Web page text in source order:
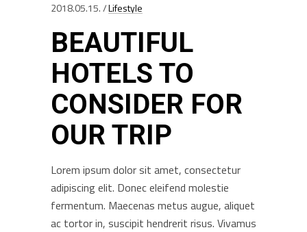
2018.05.15. Lifestyle
BEAUTIFUL
HOTELS TO
CONSIDER FOR
OUR TRIP
Lorem ipsum dolor sit amet, consectetur
adipiscing elit. Donec eleifend molestie
fermentum. Maecenas metus augue, aliquet
ac tortor in, suscipit hendrerit risus. Vivamus